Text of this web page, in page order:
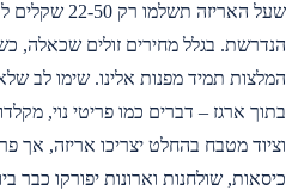
שעל האריזה
הנדרשת. בגלל מחירים זולים שכאלה,
המלצות תמיד מפנות אלינו. שימו לב
בתוך ארגז – דברים כמו פריטי נוי,
וציוד מטבח בהחלט יצריכו אריזה, אך
כיסאות, שולחנות וארונות יפורקו כבר